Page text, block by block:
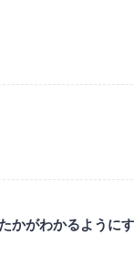
かがわかるように